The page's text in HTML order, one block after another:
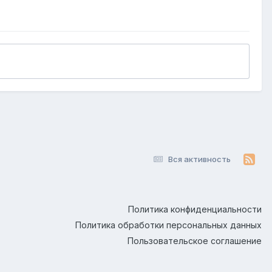
Вся активность
Политика конфиденциальности
Политика обработки персональных данных
Пользовательское соглашение